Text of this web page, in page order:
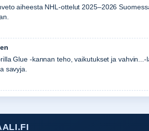
aiheesta NHL-ottelut 2025–2026
Glue -kannan teho, vaikutukset ja
savyja.